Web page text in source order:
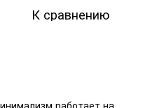
К сравнению
работает на